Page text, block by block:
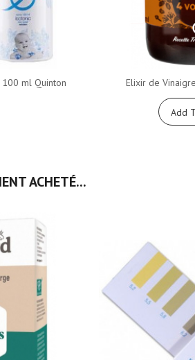
ml Quinton Elixir de
Add
ACHETÉ...